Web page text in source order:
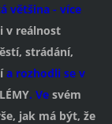
většina - více
v reálnost
strádání,
a rozhodli se v
. Ve svém
jak má být, že